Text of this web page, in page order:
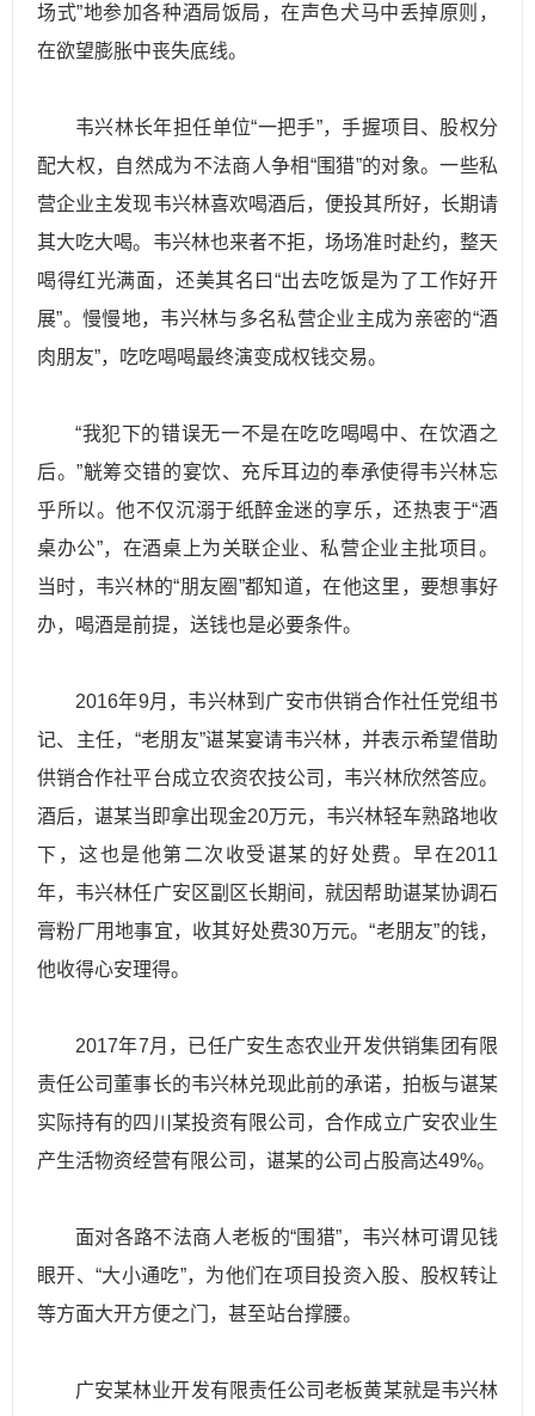
场式”地参加各种酒局饭局，在声色犬马中丢掉原则，
在欲望膨胀中丧失底线。
韦兴林长年担任单位“一把手”，手握项目、股权分
配大权，自然成为不法商人争相“围猎”的对象。一些私
营企业主发现韦兴林喜欢喝酒后，便投其所好，长期请
其大吃大喝。韦兴林也来者不拒，场场准时赴约，整天
喝得红光满面，还美其名曰“出去吃饭是为了工作好开
展”。慢慢地，韦兴林与多名私营企业主成为亲密的“酒
肉朋友”，吃吃喝喝最终演变成权钱交易。
“我犯下的错误无一不是在吃吃喝喝中、在饮酒之
后。”觥筹交错的宴饮、充斥耳边的奉承使得韦兴林忘
乎所以。他不仅沉溺于纸醉金迷的享乐，还热衷于“酒
桌办公”，在酒桌上为关联企业、私营企业主批项目。
当时，韦兴林的“朋友圈”都知道，在他这里，要想事好
办，喝酒是前提，送钱也是必要条件。
2016年9月，韦兴林到广安市供销合作社任党组书
记、主任，“老朋友”谌某宴请韦兴林，并表示希望借助
供销合作社平台成立农资农技公司，韦兴林欣然答应。
酒后，谌某当即拿出现金20万元，韦兴林轻车熟路地收
下，这也是他第二次收受谌某的好处费。早在2011
年，韦兴林任广安区副区长期间，就因帮助谌某协调石
膏粉厂用地事宜，收其好处费30万元。“老朋友”的钱，
他收得心安理得。
2017年7月，已任广安生态农业开发供销集团有限
责任公司董事长的韦兴林兑现此前的承诺，拍板与谌某
实际持有的四川某投资有限公司，合作成立广安农业生
产生活物资经营有限公司，谌某的公司占股高达49%。
面对各路不法商人老板的“围猎”，韦兴林可谓见钱
眼开、“大小通吃”，为他们在项目投资入股、股权转让
等方面大开方便之门，甚至站台撑腰。
广安某林业开发有限责任公司老板黄某就是韦兴林